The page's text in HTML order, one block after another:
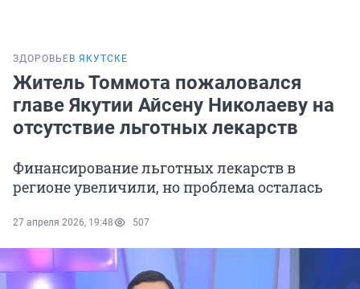
ЗДОРОВЬЕ В ЯКУТСКЕ
Житель Томмота пожаловался
главе Якутии Айсену Николаеву на
отсутствие льготных лекарств
Финансирование льготных лекарств в
регионе увеличили, но проблема осталась
27 апреля 2026, 19:48 507